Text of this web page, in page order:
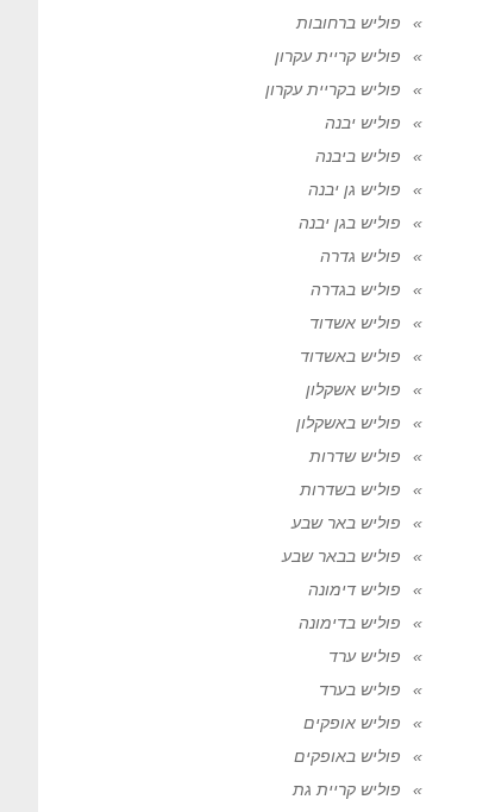
פוליש ברחובות
פוליש קריית עקרון
פוליש בקריית עקרון
פוליש יבנה
פוליש ביבנה
פוליש גן יבנה
פוליש בגן יבנה
פוליש גדרה
פוליש בגדרה
פוליש אשדוד
פוליש באשדוד
פוליש אשקלון
פוליש באשקלון
פוליש שדרות
פוליש בשדרות
פוליש באר שבע
פוליש בבאר שבע
פוליש דימונה
פוליש בדימונה
פוליש ערד
פוליש בערד
פוליש אופקים
פוליש באופקים
פוליש קריית גת